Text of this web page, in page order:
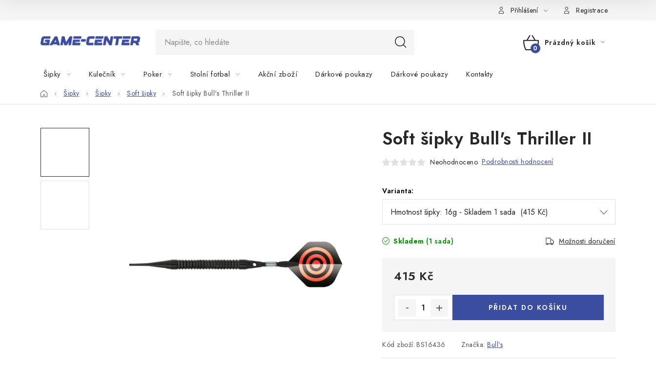
Přihlášení Registrace
NÁKUPNÍ
Prázdný košík
Šipky Kulečník Poker Stolní fotbal Akční zboží Dárkové poukazy Dárkové poukazy Kontakty
DomůŠipky Šipky Soft šipky Soft šipky Bull's Thriller II
Soft šipky Bull's Thriller II
Neohodnoceno Podrobnosti hodnocení
Varianta:
Skladem (1 sada) Možnosti doručení
415 Kč
PŘIDAT DO KOŠÍKU
Kód zboží: BS16436 Značka: Bull's